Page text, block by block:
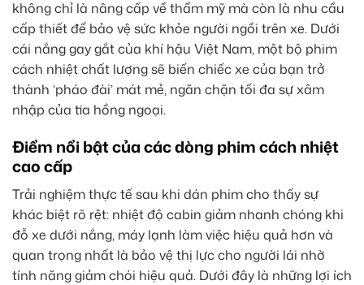
không chỉ là nâng cấp về thẩm mỹ mà còn là nhu cầu
cấp thiết để bảo vệ sức khỏe người ngồi trên xe. Dưới
cái nắng gay gắt của khí hậu Việt Nam, một bộ phim
cách nhiệt chất lượng sẽ biến chiếc xe của bạn trở
thành ‘pháo đài’ mát mẻ, ngăn chặn tối đa sự xâm
nhập của tia hồng ngoại.
Điểm nổi bật của các dòng phim cách nhiệt
cao cấp
Trải nghiệm thực tế sau khi dán phim cho thấy sự
khác biệt rõ rệt: nhiệt độ cabin giảm nhanh chóng khi
đỗ xe dưới nắng, máy lạnh làm việc hiệu quả hơn và
quan trọng nhất là bảo vệ thị lực cho người lái nhờ
tính năng giảm chói hiệu quả. Dưới đây là những lợi ích